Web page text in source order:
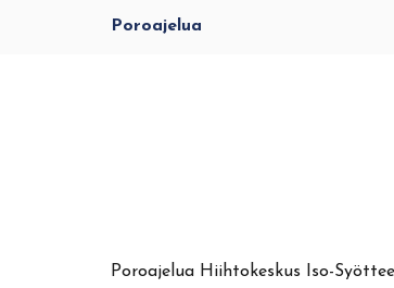
Poroajelua
Poroajelua Hiihtokeskus Iso-